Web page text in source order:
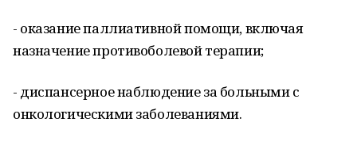
- оказание паллиативной помощи, включая
назначение противоболевой терапии;
- диспансерное наблюдение за больными с
онкологическими заболеваниями.